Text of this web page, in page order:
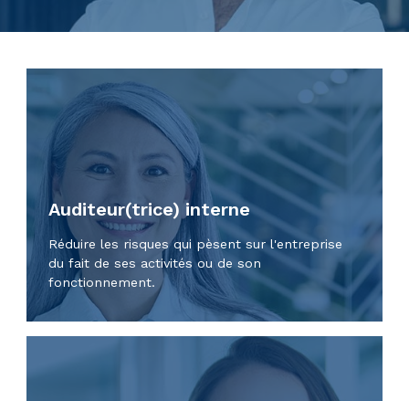
Auditeur(trice) interne
Réduire les risques qui pèsent sur l'entreprise
du fait de ses activités ou de son
fonctionnement.